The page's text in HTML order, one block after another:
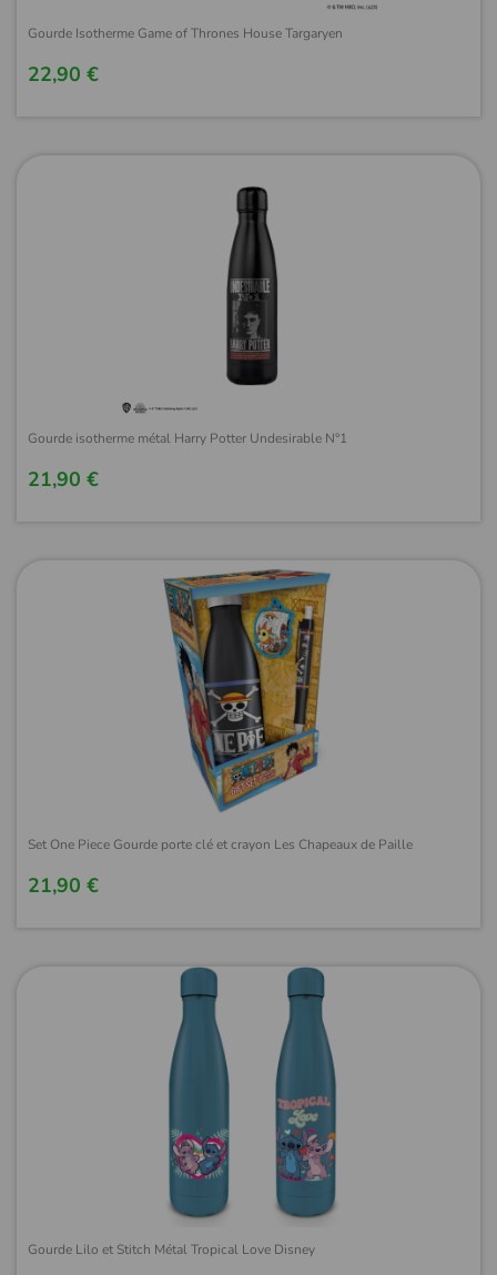
Gourde Isotherme Game of Thrones House Targaryen
22,90 €
Gourde isotherme métal Harry Potter Undesirable N°1
21,90 €
Set One Piece Gourde porte clé et crayon Les Chapeaux de Paille
21,90 €
Gourde Lilo et Stitch Métal Tropical Love Disney